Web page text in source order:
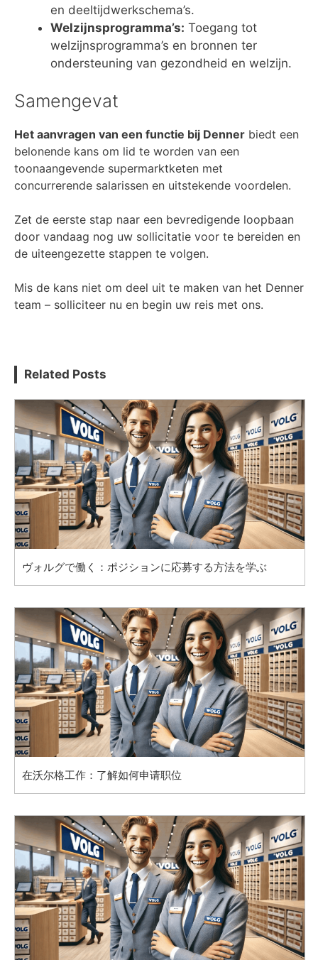
en deeltijdwerkschema’s.
Welzijnsprogramma’s: Toegang tot
welzijnsprogramma’s en bronnen ter
ondersteuning van gezondheid en welzijn.
Samengevat
Het aanvragen van een functie bij Denner biedt een
belonende kans om lid te worden van een
toonaangevende supermarktketen met
concurrerende salarissen en uitstekende voordelen.
Zet de eerste stap naar een bevredigende loopbaan
door vandaag nog uw sollicitatie voor te bereiden en
de uiteengezette stappen te volgen.
Mis de kans niet om deel uit te maken van het Denner
team – solliciteer nu en begin uw reis met ons.
Related Posts
ヴォルグで働く：ポジションに応募する方法を学ぶ
在沃尔格工作：了解如何申请职位